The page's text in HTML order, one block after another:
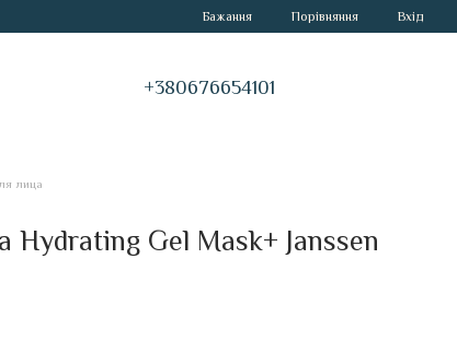
Бажання Порівняння Вхід
+380676654101
лица
Hydrating Gel Mask+ Janssen